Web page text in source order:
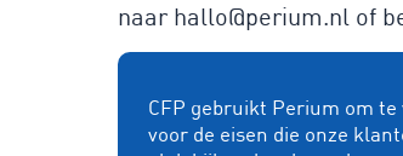
naar hallo@perium.nl of
CFP gebruikt Perium om te
voor de eisen die onze